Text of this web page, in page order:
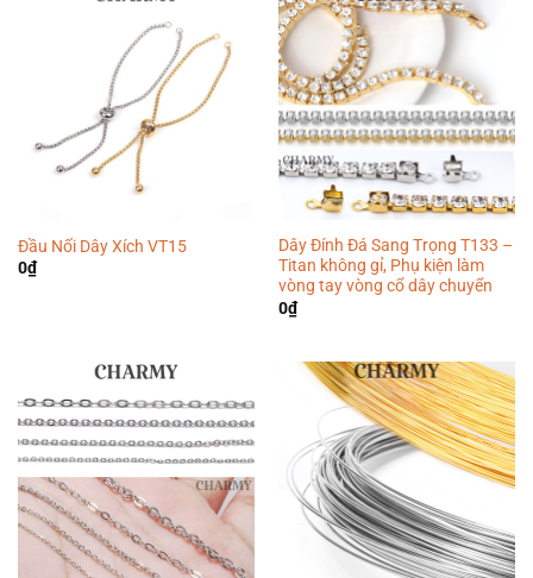
Đầu Nối Dây Xích VT15
0₫
Dây Đính Đá Sang Trọng T133 –
Titan không gỉ, Phụ kiện làm
vòng tay vòng cổ dây chuyển
0₫